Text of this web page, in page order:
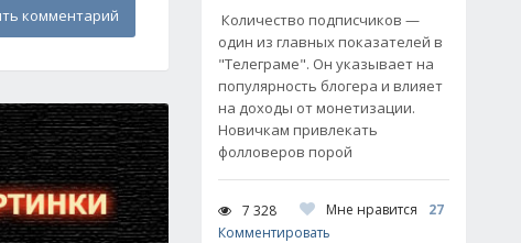
комментарий
Количество подписчиков —
один из главных показателей в
"Телеграме". Он указывает на
популярность блогера и влияет
на доходы от монетизации.
Новичкам привлекать
фолловеров порой
7 328 Мне нравится
27
Комментировать